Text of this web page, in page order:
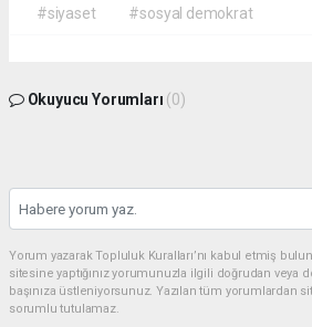
#siyaset
#sosyal demokrat
Okuyucu Yorumları (0)
Yorum yazarak Topluluk Kuralları’nı kabul etmiş
sitesine yaptığınız yorumunuzla ilgili doğrudan veya
başınıza üstleniyorsunuz. Yazılan tüm yorumlardan
sorumlu tutulamaz.